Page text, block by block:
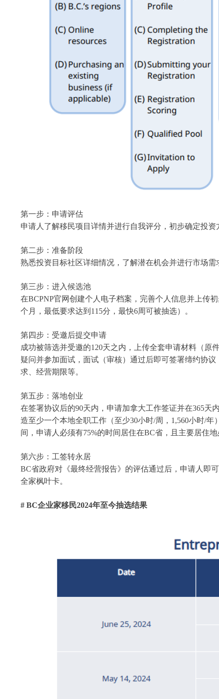
第一步：申请评估
申请人了解移民项目详情并进行自我评分，初步确定投资
第二步：准备阶段
熟悉投资目标社区详细情况，了解潜在机会并进行市场
第三步：进入候选池
在BCPNP官网创建个人电子档案，完善个人信息并上传
个月，最低要求达到115分，最快6周可被抽选）。
第四步：受邀后提交申请
成功被筛选并受邀的120天之内，上传全套申请材料（原
疑问并参加面试，面试（审核）通过后即可签署缔约协
求、经营期限等。
第五步：落地创业
在签署协议后的90天内，申请加拿大工作签证并在365天
造至少一个本地全职工作（至少30小时/周，1,560小时/
间，申请人必须有75%的时间居住在BC省，且主要居住
第六步：工签转永居
BC省政府对《最终经营报告》的评估通过后，申请人即
全家枫叶卡。
# BC企业家移民2024年至今抽选结果